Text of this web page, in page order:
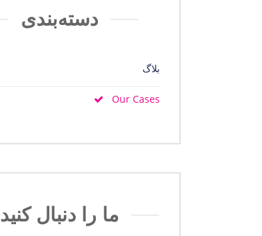
دسته‌بندی
بلاگ
Our Cases
ما را دنبال کنید